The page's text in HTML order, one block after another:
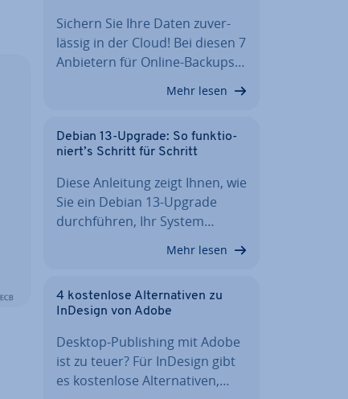
Sichern Sie Ihre Daten zu­ver­
läs­sig in der Cloud! Bei diesen 7
Anbietern für Online-Backups…
Mehr lesen
Debian 13-Upgrade: So funk­tio­
niert’s Schritt für Schritt
Diese Anleitung zeigt Ihnen, wie
Sie ein Debian 13-Upgrade
durch­füh­ren, Ihr System…
Mehr lesen
4 kos­ten­lo­se Al­ter­na­ti­ven zu
InDesign von Adobe
Desktop-Pu­bli­shing mit Adobe
ist zu teuer? Für InDesign gibt
es kos­ten­lo­se Al­ter­na­ti­ven,…